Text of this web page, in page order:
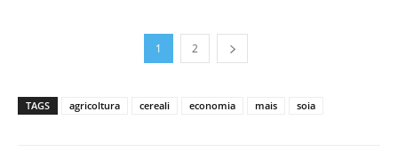
1 2
TAGS agricoltura cereali economia mais soia